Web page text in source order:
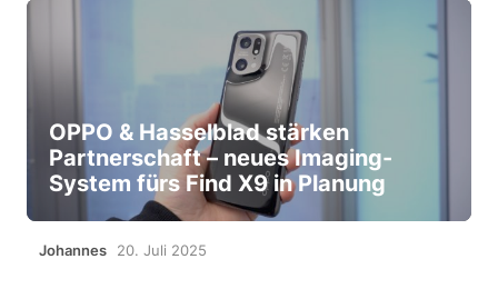
OPPO & Hasselblad stärken
Partnerschaft – neues Imaging-
System fürs Find X9 in Planung
Johannes 20. Juli 2025